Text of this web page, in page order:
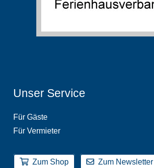
Unser Service
Für Gäste
Für Vermieter
Zum Shop Zum Newsletter